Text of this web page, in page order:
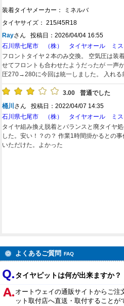
装着タイヤメーカー： ミネルバ
タイヤサイズ： 215/45R18
Rayさん 投稿日：2026/04/04 16:55
石川県七尾市 （株） タイヤオール ミス
フロントタイヤ２本のみ交換。 空気圧は装
せてフロントも合わせたようだったが 一声
圧270→280に今回は統一しました。 入れる
る間に 設定を考えられるのにと思った。 で
す。 作業終了時、タイヤワックスとかはさ
袋は有料です 本当は、AUTOWAYから店に
は、○○～□□の範囲です。 前と後のバランス
てくくれば良いのにと思う。 取付店では、
のだとおもう
3.00
普通でした
桶川 さん 投稿日：2022/04/07 14:35
石川県七尾市 （株） タイヤオール ミス
タイヤ組み換え脱着とバランスと廃タイヤ
した。安い！？の？ 作業1時間掛かるとの
いただけた。よかった
よくあるご質問 FAQ
タイヤピットは何が出来ますか？
オートウェイの通販サイトからご
ット取付店へ直送・取付することが